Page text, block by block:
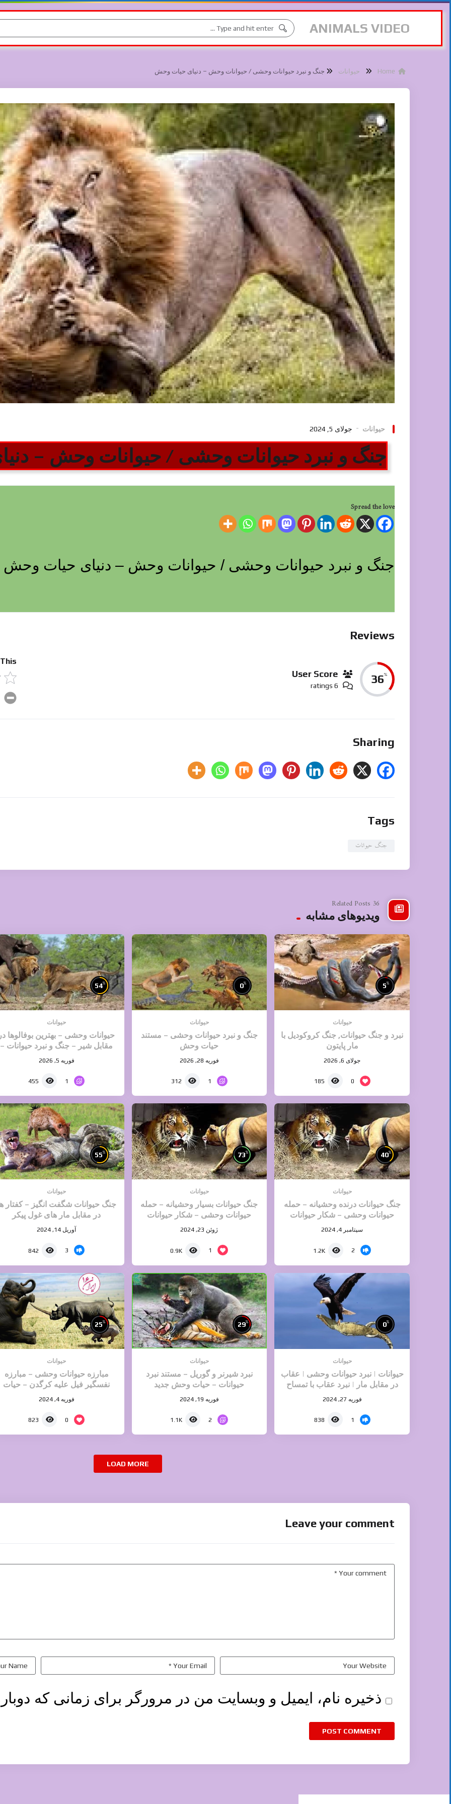
ANIMALS VIDEO
حیوانات جنگ و نبرد حیوانات وحشی / حیوانات وحش – دنیای حیات وحش
حیوانات جولای 5, 2024
جنگ و نبرد حیوانات وحشی / حیوانات وحش –
Spread the love
جنگ و نبرد حیوانات وحشی / حیوانات وحش – دنیای حیات وحش
Reviews
36%
User Score
6 ratings
Sharing
Tags
جنگ حیوانات
36 Related Posts
ویدیوهای مشابه
5%
حیوانات
نبرد و جنگ حیوانات, جنگ کروکودیل با
مار پایتون
جولای 6, 2026
0
185
0%
حیوانات
جنگ و نبرد حیوانات وحشی – مستند
حیات وحش
فوریه 28, 2026
1
312
54%
حیوانات
حیوانات وحشی – بهترین بوفالوها در
مقابل شیر – جنگ و نبرد حیوانات –
حیات وحش
فوریه 5, 2026
1
455
40%
حیوانات
جنگ حیوانات درنده وحشیانه – حمله
حیوانات وحشی – شکار حیوانات
سپتامبر 4, 2024
2
1.2K
73%
حیوانات
جنگ حیوانات بسیار وحشیانه – حمله
حیوانات وحشی – شکار حیوانات
آپاراتژوئن 23, 2024
1
0.9K
55%
حیوانات
جنگ حیوانات شگفت انگیز – کفتار
در مقابل مار های غول پیکر
آوریل 14, 2024
3
842
0%
حیوانات
حیوانات | نبرد حیوانات وحشی | عقاب
در مقابل مار | نبرد عقاب با تمساح
فوریه 27, 2024
1
838
29%
حیوانات
نبرد شیرنر و گوریل – مستند نبرد
حیوانات – حیات وحش جدید
فوریه 19, 2024
2
1.1K
25%
حیوانات
مبارزه حیوانات وحشی – مبارزه
نفسگیر فیل علیه کرگدن – حیات
وحش دیدنی
فوریه 4, 2024
0
823
LOAD MORE
Leave your comment
ذخیره نام، ایمیل و وبسایت من در مرورگر برای زمانی که